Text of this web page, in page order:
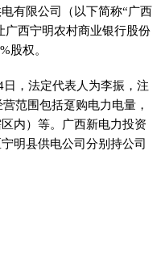
有限公司（以下简称“广西
广西宁明农村商业银行股份
股权。
，法定代表人为李振，注
范围包括趸购电力电量，
内）等。广西新电力投资
明县供电公司分别持公司